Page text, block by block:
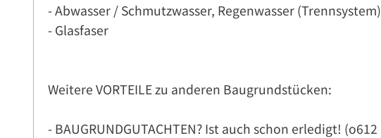
- Abwasser / Schmutzwasser, Regenwasser (Trennsystem)
- Glasfaser
Weitere VORTEILE zu anderen Baugrundstücken:
- BAUGRUNDGUTACHTEN? Ist auch schon erledigt! (o612